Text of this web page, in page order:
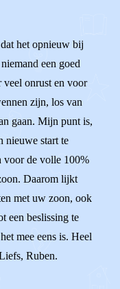
het opnieuw bij
een goed
veel onrust en voor
zijn, los van
gaan. Mijn punt is,
nieuwe start te
voor de volle 100%
Daarom lijkt
met uw zoon, ook
een beslissing te
mee eens is. Heel
Ruben.